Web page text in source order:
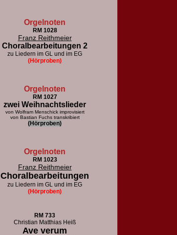
Orgelnoten
RM 1028
Franz Reithmeier
Choralbearbeitungen 2
zu Liedern im GL und im EG
(Hörproben)
Orgelnoten
RM 1027
zwei Weihnachtslieder
von Wolfram Menschick improvisiert
von Bastian Fuchs transkribiert
(Hörproben)
Orgelnoten
RM 1023
Franz Reithmeier
Choralbearbeitungen
zu Liedern im GL und im EG
(Hörproben)
RM 733
Christian Matthias Heiß
Ave verum